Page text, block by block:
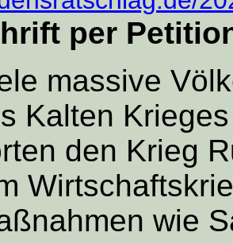
per
massive
Kalten
den Krieg
wie